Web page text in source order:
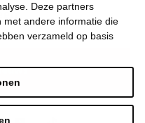
Deze partners
met andere informatie die
verzameld op basis